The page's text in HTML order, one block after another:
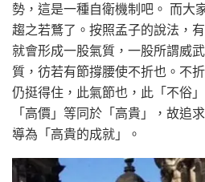
勢，這是一種自衛機制吧。 而大
趨之若鶩了。按照孟子的說法，
就會形成一股氣質，一股所謂威
質，彷若有節撐腰使不折也。不
仍挺得住，此氣節也，此「不俗
「高價」等同於「高貴」，故追
導為「高貴的成就」。